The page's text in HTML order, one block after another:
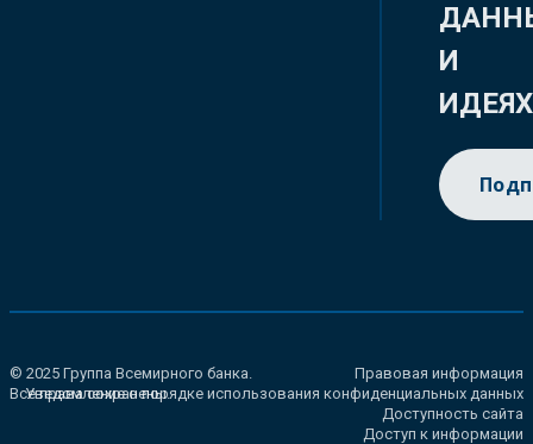
И
ИДЕЯХ
© 2025 Группа Всемирного банка.
Все права сохранены.
Правовая информация
Уведомление о порядке использования конфиденциальных данных
Доступность сайта
Доступ к информации